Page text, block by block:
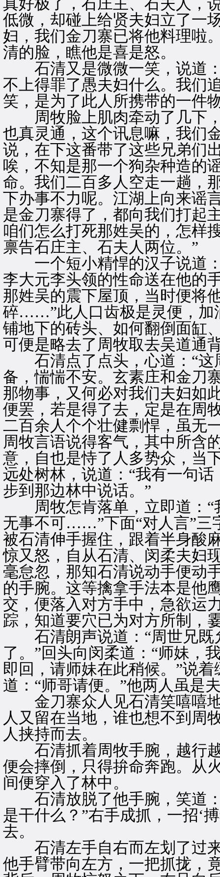
真好极了，石庄主、石夫人，
低微，却碰上给贤夫妇立了一
妇，我们金刀寨已将他料理啦
清的脸，瞧他是喜是怒。
石清又是微微一笑，说道：
不上得罪了愚夫妇什么。我们
笑，是为了此人所携带的一件
周牧脸上肌肉牵动了几下，
也真灵通，这个讯息嘛，我们
说，在下这番带了这些兄弟们
唉，不知是那一个狗杂种造的
命。我们二百多人空走一趟，
下办事不力呢。江湖上向来谣
是金刀寨得了，都向我们打起
咱们怎么打死那姓吴的，怎样
禀告石庄主、石夫人两位。”
一个短小精悍的汉子说道：
李大元李头领的性命送在他的
那姓吴的震下屋顶，当时便将
碎……”此人口齿极是灵便，加
铺地下的砖头、如何翻倒面缸
可便是略去了周牧取去吴道通
石清点了点头，心道：“这
备，惴惴不安。玄素庄和金刀
那物事，又何必对我们夫妇如
便罢，若是得了去，定是在周
二百余人个个壮健剽悍，虽无
周牧言语说得客气，其中所含
意，自也是恃了人多势众，当
远处树林，说道：“我有一句
步到那边林中说话。”
周牧怎肯落单，立即道：“
无事不可……”下面“对人言”三
被石清伸手握住，跟着半身酸
惊又怒，自从石清、闵柔夫妇
毫怠忽，那知石清说动手便动
的手腕。这等擒拿手法本是他
交，便落入对方手中，急欲运
踪，知道要穴已为对方所制，
石清朗声说道：“周世兄既
了。”回头向闵柔道：“师妹，
即回，请师妹在此稍候。”说
道：“师哥请便。”他两人虽是
金刀寨众人见石清笑嘻嘻地
人又留在当地，谁也想不到周
人挟持而去。
石清抓着周牧手腕，越行越
便会摔倒，只得拚命奔跑。从
间便穿入了林中。
石清放脱了他手腕，笑道
是干什么？”右手成抓，一招‘
去。
石清左手自右而左划了过来
他手臂带向左方，一把抓拢，